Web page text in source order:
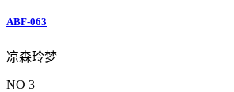
ABF-063
凉森玲梦
NO 3